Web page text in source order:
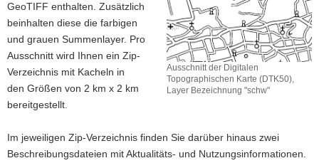
e
n
d
e
N
a
v
g
a
n
Ausschnitt der Digitalen
Topographischen Karte (DTK50),
Layer Bezeichnung "schw"
Topographischen
Karte
GeoTIFF enthalten. Zusätzlich
beinhalten diese die farbigen
und grauen Summenlayer. Pro
Ausschnitt wird Ihnen ein Zip-
Verzeichnis mit Kacheln in
den Größen von 2 km x 2 km
bereitgestellt.
Im jeweiligen Zip-Verzeichnis finden Sie darüber hinaus zwei
Beschreibungsdateien mit Aktualitäts- und Nutzungsinformationen.